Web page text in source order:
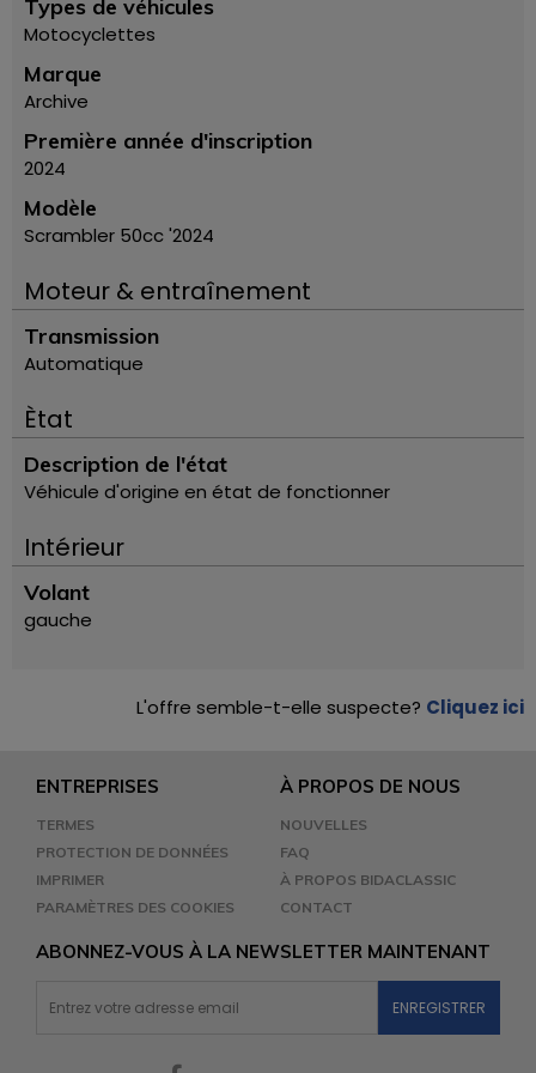
Types de véhicules
Motocyclettes
Marque
Archive
Première année d'inscription
2024
Modèle
Scrambler 50cc '2024
Moteur & entraînement
Transmission
Automatique
Ètat
Description de l'état
Véhicule d'origine en état de fonctionner
Intérieur
Volant
gauche
L'offre semble-t-elle suspecte? Cliquez ici
ENTREPRISES
TERMES
PROTECTION DE DONNÉES
IMPRIMER
PARAMÈTRES DES COOKIES
À PROPOS DE NOUS
NOUVELLES
FAQ
À PROPOS BIDACLASSIC
CONTACT
ABONNEZ-VOUS À LA NEWSLETTER MAINTENANT